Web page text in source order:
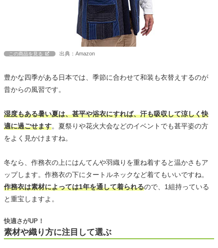
この商品を見る 出典：Amazon
豊かな四季がある日本では、季節に合わせて和装も衣替えするのが
昔からの風習です。
湿度もある暑い夏は、甚平や浴衣にすれば、汗も吸収して涼しく快
適に過ごせます。夏祭りや花火大会などのイベントでも甚平姿の方
をよく見かけますね。
冬なら、作務衣の上にはんてんや羽織りを重ね着すると温かさもア
ップします。作務衣の下にタートルネックなど着てもいいですね。
作務衣は素材によっては1年を通して着られるので、1組持っている
と重宝しますよ。
素材や織り方に注目して選ぶ
快適さがUP！